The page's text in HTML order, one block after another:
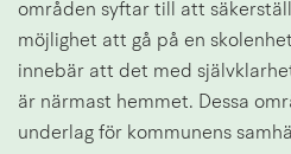
områden syftar till att
möjlighet att gå på en
innebär att det med
är närmast hemmet. Dessa
underlag för kommunens